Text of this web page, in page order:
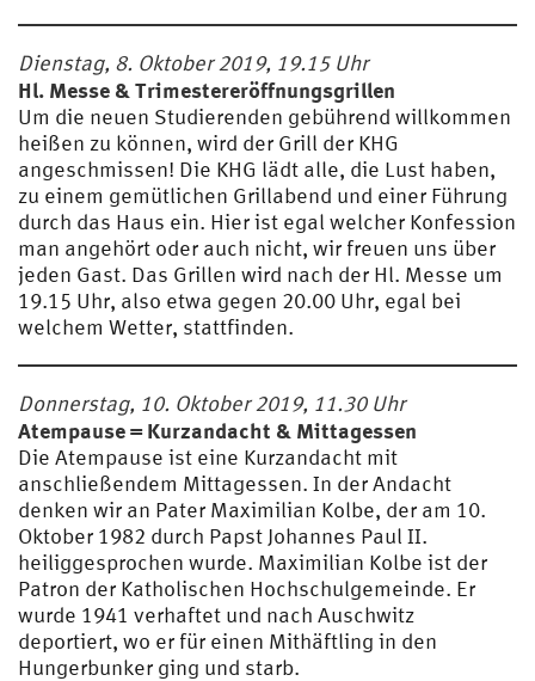
Dienstag, 8. Oktober 2019, 19.15 Uhr
Hl. Messe & Trimestereröffnungsgrillen
Um die neuen Studierenden gebührend willkommen
heißen zu können, wird der Grill der KHG
angeschmissen! Die KHG lädt alle, die Lust haben,
zu einem gemütlichen Grillabend und einer Führung
durch das Haus ein. Hier ist egal welcher Konfession
man angehört oder auch nicht, wir freuen uns über
jeden Gast. Das Grillen wird nach der Hl. Messe um
19.15 Uhr, also etwa gegen 20.00 Uhr, egal bei
welchem Wetter, stattfinden.
Donnerstag, 10. Oktober 2019, 11.30 Uhr
Atempause = Kurzandacht & Mittagessen
Die Atempause ist eine Kurzandacht mit
anschließendem Mittagessen. In der Andacht
denken wir an Pater Maximilian Kolbe, der am 10.
Oktober 1982 durch Papst Johannes Paul II.
heiliggesprochen wurde. Maximilian Kolbe ist der
Patron der Katholischen Hochschulgemeinde. Er
wurde 1941 verhaftet und nach Auschwitz
deportiert, wo er für einen Mithäftling in den
Hungerbunker ging und starb.